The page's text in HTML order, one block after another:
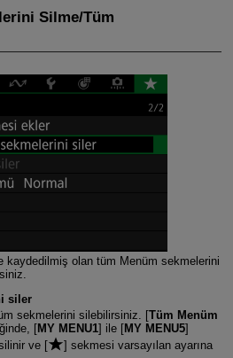
Silme/Tüm
kaydedilmiş olan tüm Menüm sekmelerini
siler
sekmelerini silebilirsiniz. [Tüm Menüm
[MY MENU1] ile [MY MENU5]
ve [
] sekmesi varsayılan ayarına